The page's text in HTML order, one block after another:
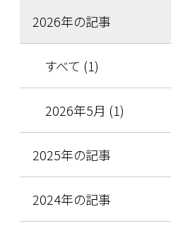
2026年の記事
すべて (1)
2026年5月 (1)
2025年の記事
2024年の記事